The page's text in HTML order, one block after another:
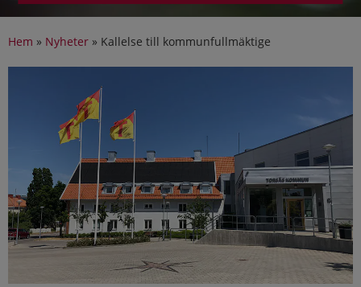
Hem » Nyheter » Kallelse till kommunfullmäktige